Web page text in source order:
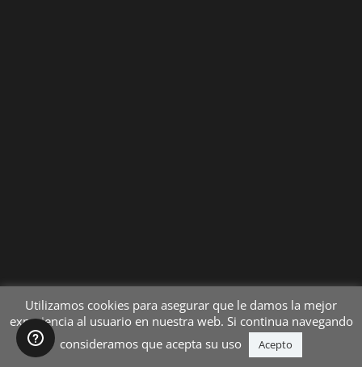
Utilizamos cookies para asegurar que le damos la mejor
experiencia al usuario en nuestra web. Si continua navegando
consideramos que acepta su uso
Acepto